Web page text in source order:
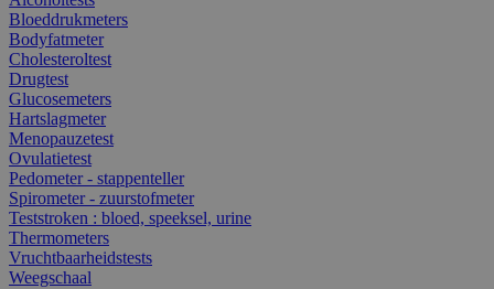
Bloeddrukmeters
Bodyfatmeter
Cholesteroltest
Drugtest
Glucosemeters
Hartslagmeter
Menopauzetest
Ovulatietest
Pedometer - stappenteller
Spirometer - zuurstofmeter
Teststroken : bloed, speeksel, urine
Thermometers
Vruchtbaarheidstests
Weegschaal